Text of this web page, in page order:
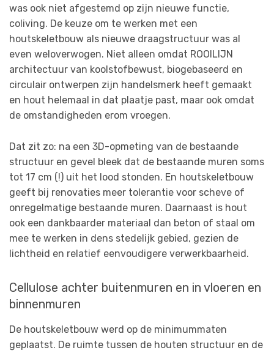
was ook niet afgestemd op zijn nieuwe functie,
coliving. De keuze om te werken met een
houtskeletbouw als nieuwe draagstructuur was al
even weloverwogen. Niet alleen omdat ROOILIJN
architectuur van koolstofbewust, biogebaseerd en
circulair ontwerpen zijn handelsmerk heeft gemaakt
en hout helemaal in dat plaatje past, maar ook omdat
de omstandigheden erom vroegen.
Dat zit zo: na een 3D-opmeting van de bestaande
structuur en gevel bleek dat de bestaande muren soms
tot 17 cm (!) uit het lood stonden. En houtskeletbouw
geeft bij renovaties meer tolerantie voor scheve of
onregelmatige bestaande muren. Daarnaast is hout
ook een dankbaarder materiaal dan beton of staal om
mee te werken in dens stedelijk gebied, gezien de
lichtheid en relatief eenvoudigere verwerkbaarheid.
Cellulose achter buitenmuren en in vloeren en
binnenmuren
De houtskeletbouw werd op de minimummaten
geplaatst. De ruimte tussen de houten structuur en de